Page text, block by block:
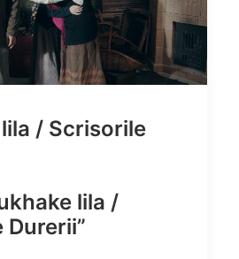
/ Scrisorile
lila /